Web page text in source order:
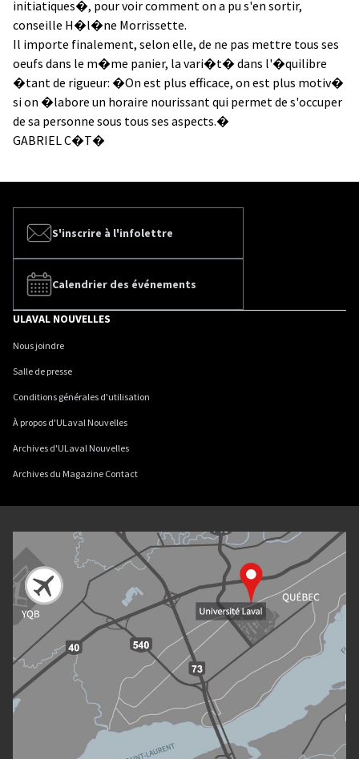
initiatiques�, pour voir comment on a pu s'en sortir,
conseille H�l�ne Morrissette.
Il importe finalement, selon elle, de ne pas mettre tous ses
oeufs dans le m�me panier, la vari�t� dans l'�quilibre
�tant de rigueur: �On est plus efficace, on est plus motiv�
si on �labore un horaire nourissant qui permet de s'occuper
de sa personne sous tous ses aspects.�
GABRIEL C�T�
S'inscrire à l'infolettre
Calendrier des événements
ULAVAL NOUVELLES
Nous joindre
Salle de presse
Conditions générales d'utilisation
À propos d'ULaval Nouvelles
Archives d'ULaval Nouvelles
Archives du Magazine Contact